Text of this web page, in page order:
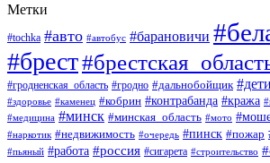
Метки
#tochka #авто #автобус #барановичи
#брест
#гродненская_область #гродно #дальнобойщик #дети
#здоровье #каменец #кобрин #контрабанда #кража
#медицина #минск #минская_область #мото
#наркотик #недвижимость #очередь #пинск #пожар
#пьяный #работа #россия #сигарета #строительство